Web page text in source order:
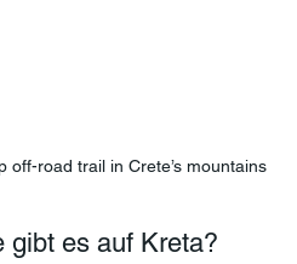
off-road trail in Crete’s mountains
gibt es auf Kreta?